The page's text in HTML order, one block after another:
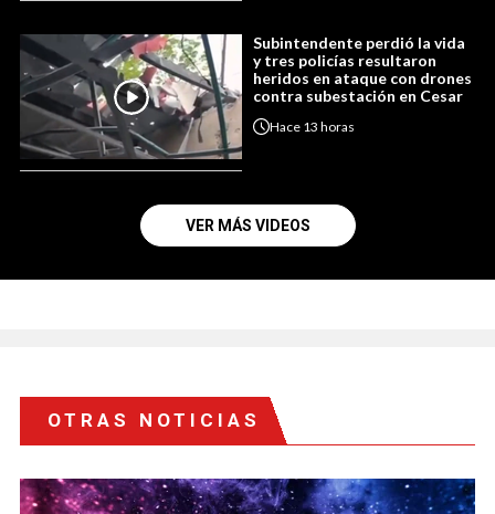
Subintendente perdió la vida
y tres policías resultaron
heridos en ataque con drones
contra subestación en Cesar
Hace 13 horas
VER MÁS VIDEOS
OTRAS NOTICIAS